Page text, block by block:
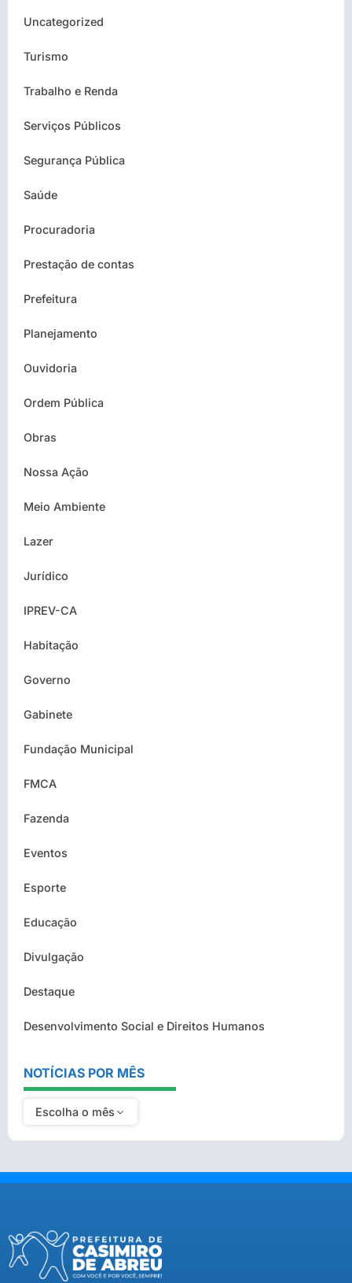
Uncategorized
Turismo
Trabalho e Renda
Serviços Públicos
Segurança Pública
Saúde
Procuradoria
Prestação de contas
Prefeitura
Planejamento
Ouvidoria
Ordem Pública
Obras
Nossa Ação
Meio Ambiente
Lazer
Jurídico
IPREV-CA
Habitação
Governo
Gabinete
Fundação Municipal
FMCA
Fazenda
Eventos
Esporte
Educação
Divulgação
Destaque
Desenvolvimento Social e Direitos Humanos
NOTÍCIAS POR MÊS
Escolha o mês